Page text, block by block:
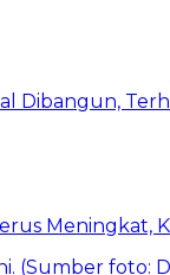
Dibangun,
Meningkat,